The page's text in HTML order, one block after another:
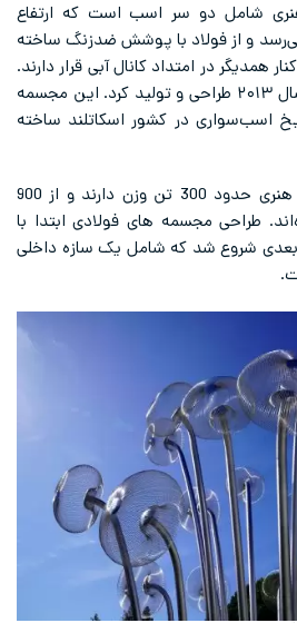
شامل دو سر اسب است که ارتفاع
و از فولاد با پوشش ضدزنگ ساخته
همدیگر در امتداد کانال آبی قرار دارند.
این اثر را اندی اسکات در سال ۲۰۱۳ طراحی و تولید کرد. این مجسمه
اسب‌سواری در کشور اسکاتلند ساخته
هریک از این مجسمه های هنری حدود 300 تن وزن دارند و از 900
طراحی مجسمه های فولادی ابتدا با
شروع شد که شامل یک سازه داخلی